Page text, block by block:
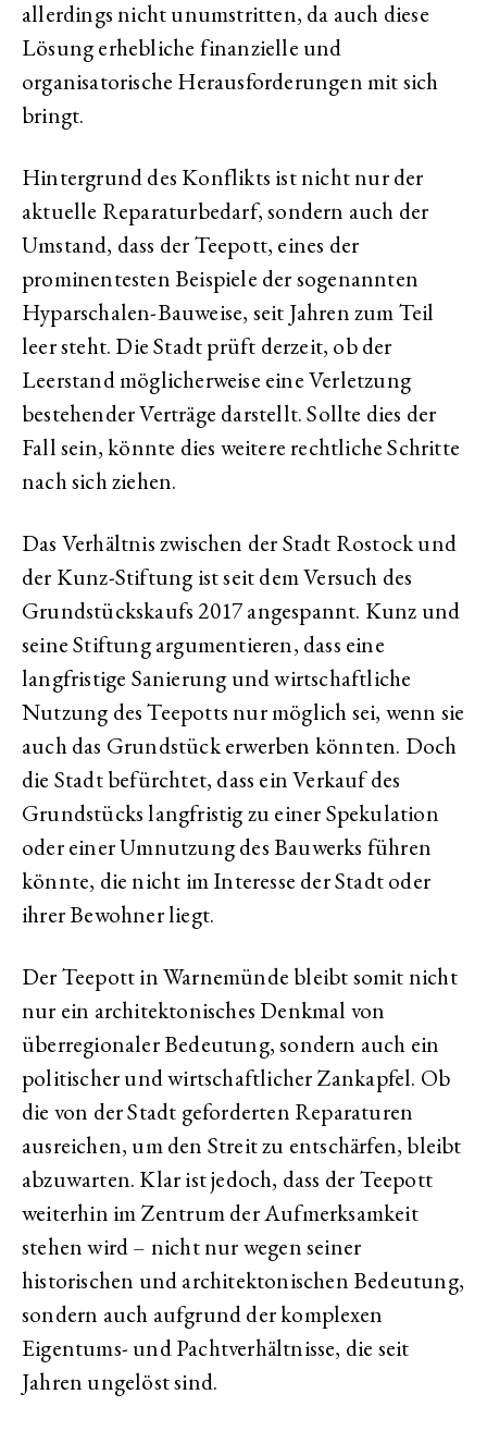
allerdings nicht unumstritten, da auch diese
Lösung erhebliche finanzielle und
organisatorische Herausforderungen mit sich
bringt.
Hintergrund des Konflikts ist nicht nur der
aktuelle Reparaturbedarf, sondern auch der
Umstand, dass der Teepott, eines der
prominentesten Beispiele der sogenannten
Hyparschalen-Bauweise, seit Jahren zum Teil
leer steht. Die Stadt prüft derzeit, ob der
Leerstand möglicherweise eine Verletzung
bestehender Verträge darstellt. Sollte dies der
Fall sein, könnte dies weitere rechtliche Schritte
nach sich ziehen.
Das Verhältnis zwischen der Stadt Rostock und
der Kunz-Stiftung ist seit dem Versuch des
Grundstückskaufs 2017 angespannt. Kunz und
seine Stiftung argumentieren, dass eine
langfristige Sanierung und wirtschaftliche
Nutzung des Teepotts nur möglich sei, wenn sie
auch das Grundstück erwerben könnten. Doch
die Stadt befürchtet, dass ein Verkauf des
Grundstücks langfristig zu einer Spekulation
oder einer Umnutzung des Bauwerks führen
könnte, die nicht im Interesse der Stadt oder
ihrer Bewohner liegt.
Der Teepott in Warnemünde bleibt somit nicht
nur ein architektonisches Denkmal von
überregionaler Bedeutung, sondern auch ein
politischer und wirtschaftlicher Zankapfel. Ob
die von der Stadt geforderten Reparaturen
ausreichen, um den Streit zu entschärfen, bleibt
abzuwarten. Klar ist jedoch, dass der Teepott
weiterhin im Zentrum der Aufmerksamkeit
stehen wird – nicht nur wegen seiner
historischen und architektonischen Bedeutung,
sondern auch aufgrund der komplexen
Eigentums- und Pachtverhältnisse, die seit
Jahren ungelöst sind.